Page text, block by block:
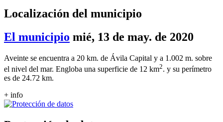
Localización del municipio
El municipio mié, 13 de may. de 2020
Aveinte se encuentra a 20 km. de Ávila Capital y a 1.002 m. sobre
el nivel del mar. Engloba una superficie de 12 km2. y su perímetro
es de 24.72 km.
+ info